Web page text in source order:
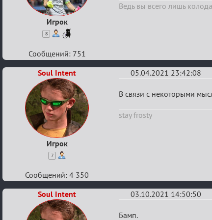
Игрок
8
без
Ведь вы всего лишь
Сообщений: 751
Soul Intent
Игрок
7
05.04.2021 23:42:08
Re:
без
В связи с некоторыми
stay frosty
Сообщений: 4 350
Soul Intent 03.10.2021 14:50:50
Re:
Бамп.